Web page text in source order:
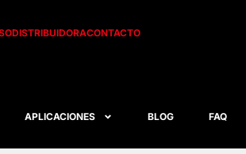
DISTRIBUIDORACONTACTO
APLICACIONES BLOG FAQ